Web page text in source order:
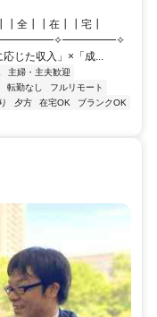
全┃┃在┃┃宅┃
じた収入」×「成...
主婦・主夫歓迎
転勤なし
フルリモート
夕方 在宅OK
ブランクOK